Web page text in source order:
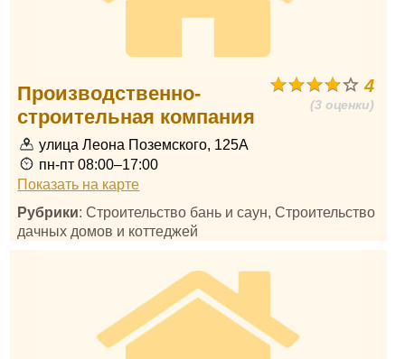
4
(3 оценки)
Производственно-
строительная компания
улица Леона Поземского, 125А
пн-пт 08:00–17:00
Показать на карте
Рубрики: Строительство бань и саун, Строительство
дачных домов и коттеджей